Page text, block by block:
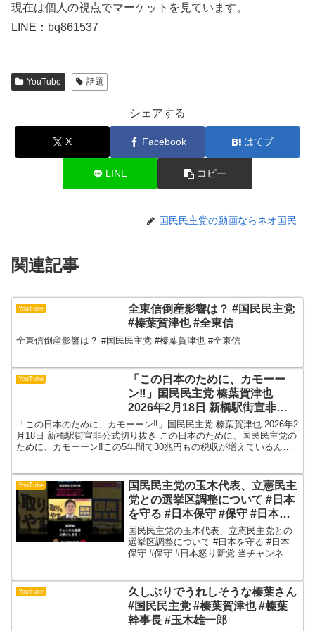
現在は個人の視点でマーケットを見ています。
LINE：bq861537
YouTube 話題
シェアする
X Facebook はてブ
LINE コピー
国民民主党の動画ならネオ国民
関連記事
YouTube
全東信倒産影響は？ #国民民主党
#榛葉賀津也 #全東信
全東信倒産影響は？ #国民民主党 #榛葉賀津也 #全東信
YouTube
「この日本のために、カモーー
ン‼」国民民主党 榛葉賀津也
2026年2月18日 新橋駅街宣非公
式切り抜き
「この日本のために、カモーーン‼」国民民主党 榛葉賀津也 2026年2
月18日 新橋駅街宣非公式切り抜き この日本のために、国民民主党の
ために、カモーーン‼この5年間で30兆円もの税収が増えているんで
YouTube
国民民主党の玉木代表、立憲民主
党との選挙区調整について #日本
を守る #日本保守 #保守 #日本怒
り新党
国民民主党の玉木代表、立憲民主党との
選挙区調整について #日本を守る #日本
保守 #保守 #日本怒り新党 当チャンネル
し、エンタメ・考察・文化紹介の目的で
再構成して...
YouTube
久しぶりでうれしそうな榛葉さん
#国民民主党 #榛葉賀津也 #榛葉
幹事長 #玉木雄一郎